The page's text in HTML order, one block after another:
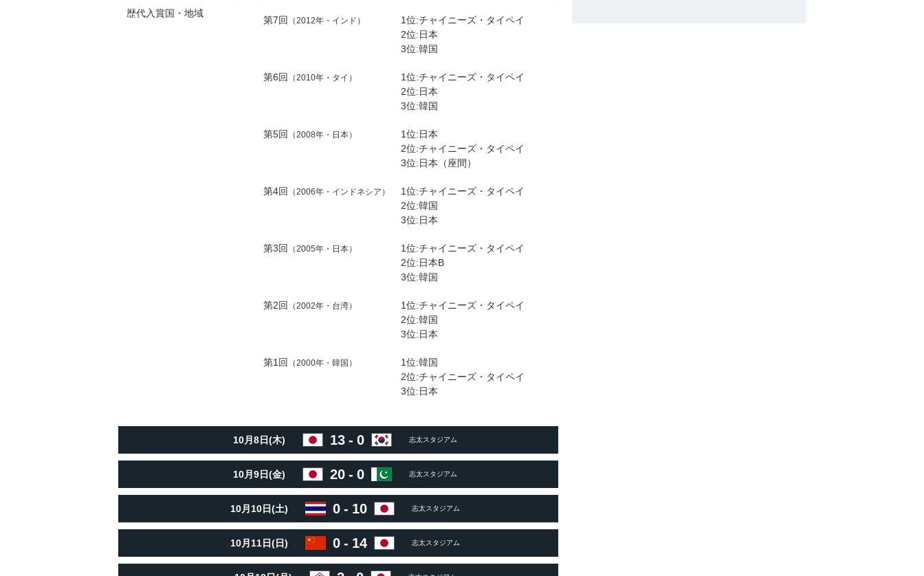
歴代入賞国・地域
第7回 （2012年・インド）
1位:チャイニーズ・タイペイ
2位:日本
3位:韓国
第6回 （2010年・タイ）
1位:チャイニーズ・タイペイ
2位:日本
3位:韓国
第5回 （2008年・日本）
1位:日本
2位:チャイニーズ・タイペイ
3位:日本（座間）
第4回 （2006年・インドネシア）
1位:チャイニーズ・タイペイ
2位:韓国
3位:日本
第3回 （2005年・日本）
1位:チャイニーズ・タイペイ
2位:日本B
3位:韓国
第2回 （2002年・台湾）
1位:チャイニーズ・タイペイ
2位:韓国
3位:日本
第1回 （2000年・韓国）
1位:韓国
2位:チャイニーズ・タイペイ
3位:日本
10月8日(木) 13 - 0 志太スタジアム
10月9日(金) 20 - 0 志太スタジアム
10月10日(土) 0 - 10 志太スタジアム
10月11日(日) 0 - 14 志太スタジアム